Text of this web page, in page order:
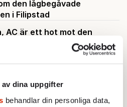
dina uppgifter
behandlar din personliga data,
den lågbegåvade
i Filipstad
AC är ett hot mot den
drömde